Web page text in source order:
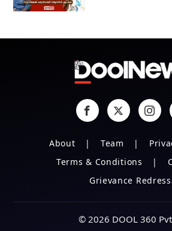
About Team
Terms & Conditions
Grievance
© 2026 DOOL 360